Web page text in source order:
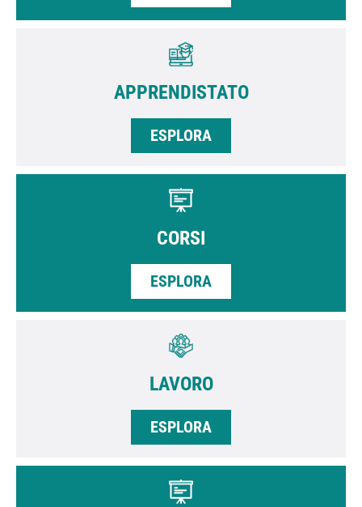
APPRENDISTATO
ESPLORA
CORSI
ESPLORA
LAVORO
ESPLORA